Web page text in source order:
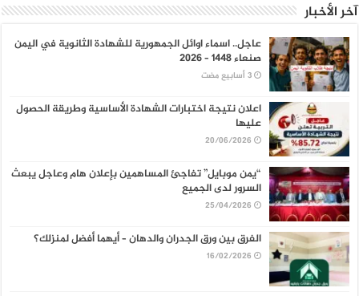
آخر الأخبار
عاجل.. اسماء اوائل الجمهورية للشهادة الثانوية في اليمن
صنعاء 1448 – 2026
اعلان نتيجة اختبارات الشهادة الأساسية وطريقة الحصول
عليها
20/06/2026
“يمن موبايل” تفاجئ المساهمين بإعلان هام وعاجل يبعث
السرور لدى الجميع
25/04/2026
الفرق بين ورق الجدران والدهان – أيهما أفضل لمنزلك؟
16/02/2026